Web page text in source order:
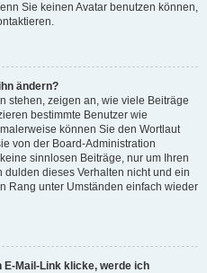
Sie keinen Avatar benutzen können,
ändern?
stehen, zeigen an, wie viele Beiträge
bestimmte Benutzer wie
können Sie den Wortlaut
von der Board-Administration
sinnlosen Beiträge, nur um Ihren
dieses Verhalten nicht und ein
Rang unter Umständen einfach wieder
E-Mail-Link klicke, werde ich